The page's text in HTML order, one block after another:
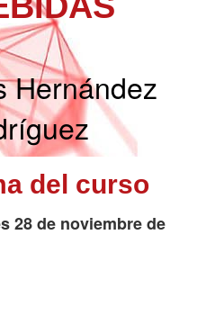
Hernández
del curso
28 de noviembre de